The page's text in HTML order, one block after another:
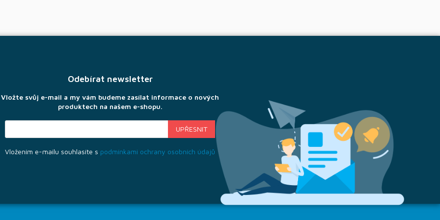
Odebírat newsletter
Vložte svůj e-mail a my vám budeme zasílat informace o nových
produktech na našem e-shopu.
Vložením e-mailu souhlasíte s podmínkami ochrany osobních údajů